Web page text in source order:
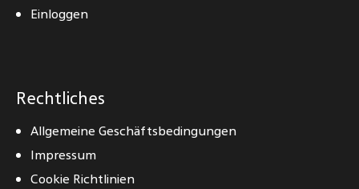
Einloggen
Rechtliches
Allgemeine Geschäftsbedingungen
Impressum
Cookie Richtlinien